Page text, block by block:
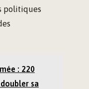
politiques
: 220
sa